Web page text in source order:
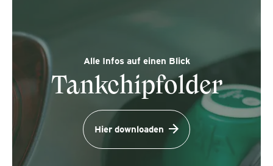
Alle Infos auf einen Blick
Tankchipfolder
Hier downloaden